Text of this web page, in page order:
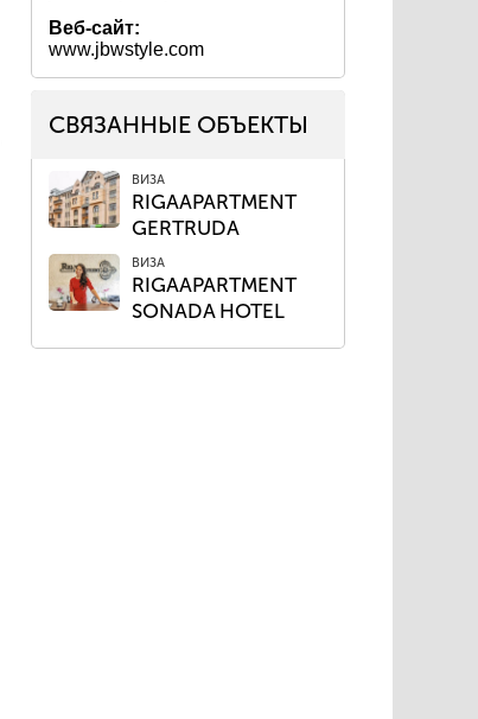
Веб-сайт:
www.jbwstyle.com
СВЯЗАННЫЕ ОБЪЕКТЫ
ВИЗА
RIGAAPARTMENT
GERTRUDA
ВИЗА
RIGAAPARTMENT
SONADA HOTEL